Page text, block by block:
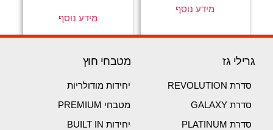
מידע נוסף
מידע נוסף
גרילי גז
סדרת REVOLUTION
סדרת GALAXY
סדרת PLATINUM
מטבחי חוץ
יחידות מודולריות
מטבחי PREMIUM
יחידות BUILT IN